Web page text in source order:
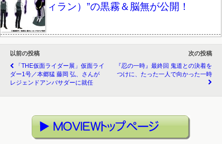
ィラン）”の黒霧＆脳無が公開！
以前の投稿
「THE仮面ライダー展」仮面ライ
ダー1号／本郷猛 藤岡 弘、さんが
レジェンドアンバサダーに就任
次の投稿
『忍の一時』最終回 鬼道との決着を
つけに、たった一人で向かった一時